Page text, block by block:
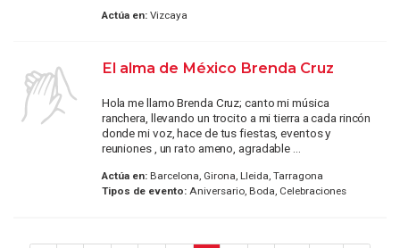
Actúa en:Vizcaya
El alma de México Brenda Cruz
Hola me llamo Brenda Cruz; canto mi música
ranchera, llevando un trocito a mi tierra a cada rincón
donde mi voz, hace de tus fiestas, eventos y
reuniones , un rato ameno, agradable ...
Actúa en:Barcelona, Girona, Lleida, Tarragona
Tipos de evento:Aniversario, Boda, Celebraciones